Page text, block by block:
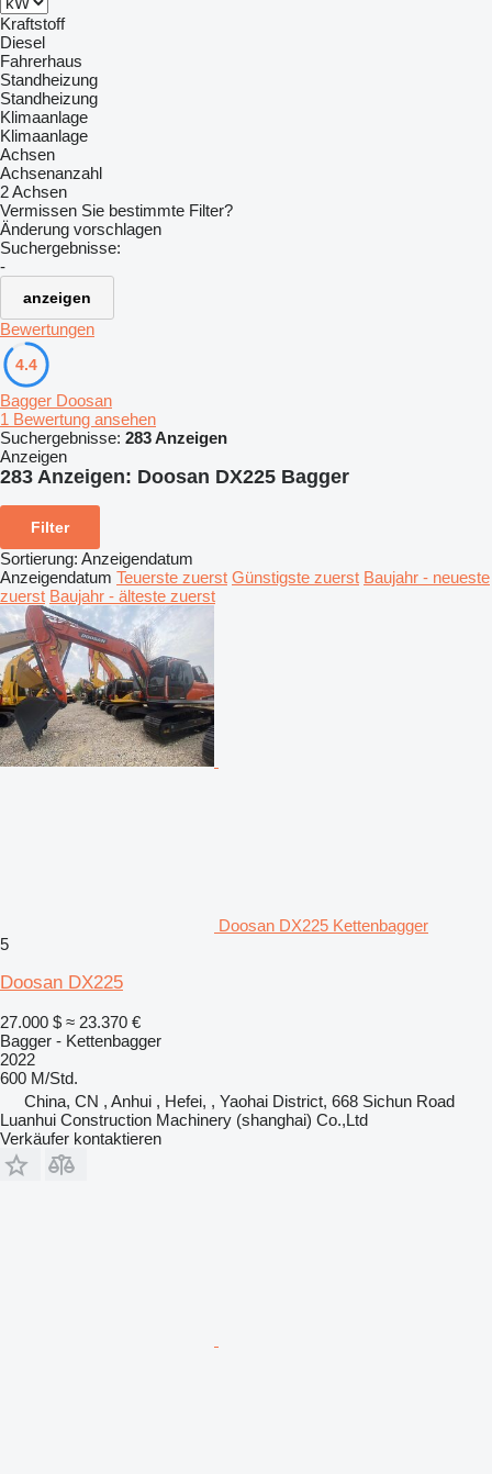
Kraftstoff
Diesel
Fahrerhaus
Standheizung
Standheizung
Klimaanlage
Klimaanlage
Achsen
Achsenanzahl
2 Achsen
Vermissen Sie bestimmte Filter?
Änderung vorschlagen
Suchergebnisse:
-
anzeigen
Bewertungen
4.4
Bagger Doosan
1 Bewertung ansehen
Suchergebnisse: 283 Anzeigen
Anzeigen
283 Anzeigen: Doosan DX225 Bagger
Filter
Sortierung: Anzeigendatum
Anzeigendatum Teuerste zuerst Günstigste zuerst Baujahr - neueste
zuerst Baujahr - älteste zuerst
Doosan DX225 Kettenbagger
5
Doosan DX225
27.000 $ ≈ 23.370 €
Bagger - Kettenbagger
2022
600 M/Std.
China, CN , Anhui , Hefei, , Yaohai District, 668 Sichun Road
Luanhui Construction Machinery (shanghai) Co.,Ltd
Verkäufer kontaktieren